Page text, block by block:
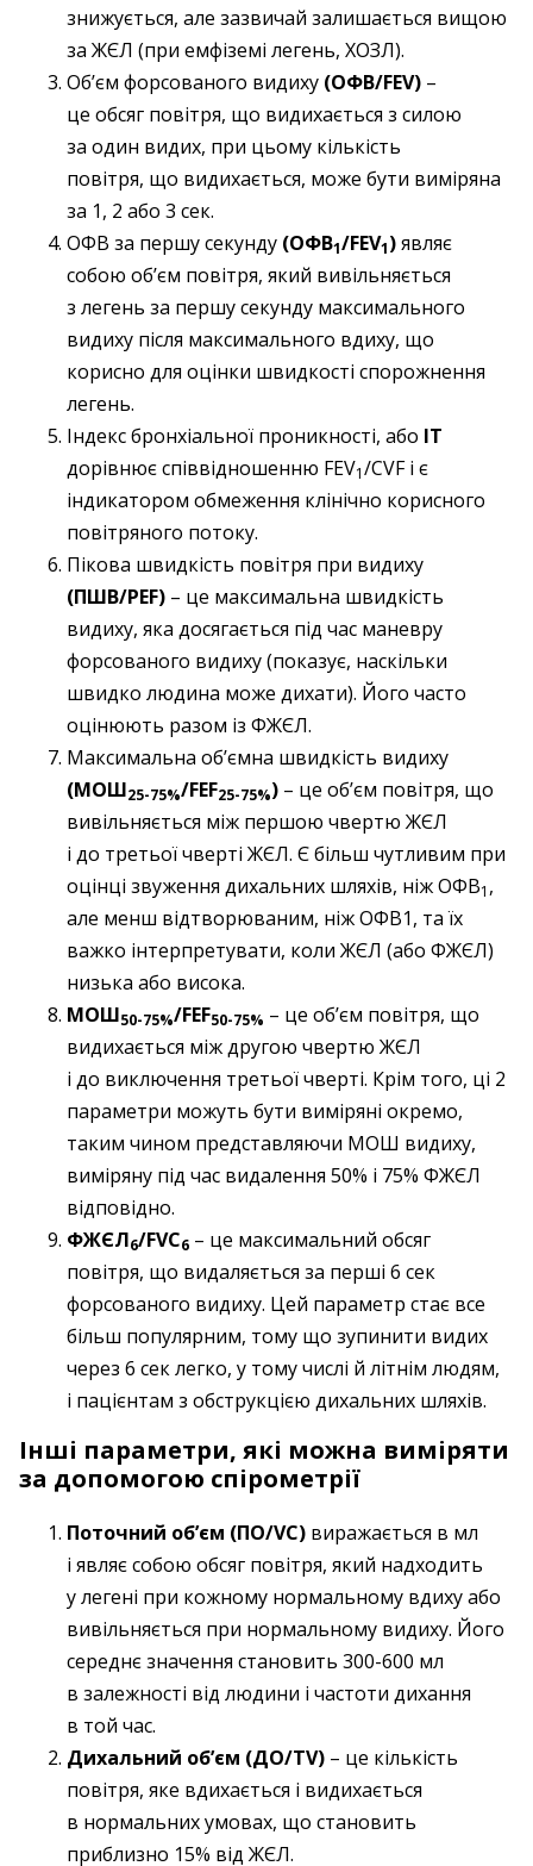
знижується, але зазвичай залишається вищою
за ЖЄЛ (при емфіземі легень, ХОЗЛ).
Об’єм форсованого видиху (ОФВ/FEV) –
це обсяг повітря, що видихається з силою
за один видих, при цьому кількість
повітря, що видихається, може бути виміряна
за 1, 2 або 3 сек.
ОФВ за першу секунду (ОФВ1/FEV1)являє
собою об’єм повітря, який вивільняється
з легень за першу секунду максимального
видиху після максимального вдиху, що
корисно для оцінки швидкості спорожнення
легень.
Індекс бронхіальної проникності, або IT
дорівнює співвідношенню FEV1/CVF і є
індикатором обмеження клінічно корисного
повітряного потоку.
Пікова швидкість повітря при видиху
(ПШВ/PEF) – це максимальна швидкість
видиху, яка досягається під час маневру
форсованого видиху (показує, наскільки
швидко людина може дихати). Його часто
оцінюють разом із ФЖЄЛ.
Максимальна об’ємна швидкість видиху
(МОШ25-75%/FEF25-75%) – це об’єм повітря, що
вивільняється між першою чвертю ЖЄЛ
і до третьої чверті ЖЄЛ. Є більш чутливим при
оцінці звуження дихальних шляхів, ніж ОФВ1 ,
але менш відтворюваним, ніж ОФВ1, та їх
важко інтерпретувати, коли ЖЄЛ (або ФЖЄЛ)
низька або висока.
МОШ50-75%/FEF50-75% – це об’єм повітря, що
видихається між другою чвертю ЖЄЛ
і до виключення третьої чверті. Крім того, ці 2
параметри можуть бути виміряні окремо,
таким чином представляючи МОШ видиху,
виміряну під час видалення 50% і 75% ФЖЄЛ
відповідно.
ФЖЄЛ6/FVC6 – це максимальний обсяг
повітря, що видаляється за перші 6 сек
форсованого видиху. Цей параметр стає все
більш популярним, тому що зупинити видих
через 6 сек легко, у тому числі й літнім людям,
і пацієнтам з обструкцією дихальних шляхів.
Інші параметри, які можна виміряти
за допомогою спірометрії
Поточний об’єм (ПО/VC) виражається в мл
і являє собою обсяг повітря, який надходить
у легені при кожному нормальному вдиху або
вивільняється при нормальному видиху. Його
середнє значення становить 300-600 мл
в залежності від людини і частоти дихання
в той час.
Дихальний об’єм (ДО/TV) – це кількість
повітря, яке вдихається і видихається
в нормальних умовах, що становить
приблизно 15% від ЖЄЛ.